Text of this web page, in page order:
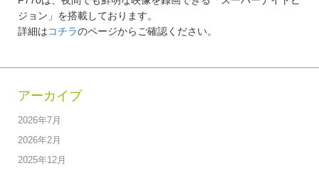
ジョン」を搭載しております。
詳細はコチラのページからご確認ください。
アーカイブ
2026年7月
2026年2月
2025年12月